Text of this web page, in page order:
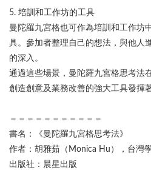
5. 培訓和工作坊的工具
曼陀羅九宮格也可作為培訓和工作坊
具。參加者整理自己的想法，與他人
的深入。
通過這些場景，曼陀羅九宮格思考法
創造創意及業務改善的強大工具發揮
＝＝＝＝＝＝＝＝＝＝＝
書名：《曼陀羅九宮格思考法》
作者：胡雅茹（Monica Hu），台灣
出版社：晨星出版